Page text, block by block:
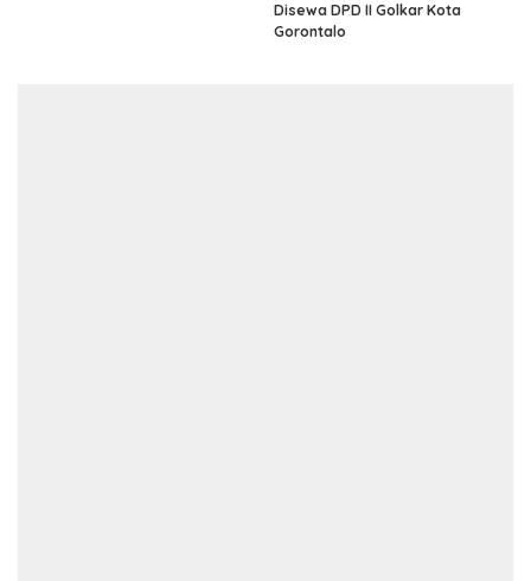
Disewa DPD II Golkar Kota
Gorontalo